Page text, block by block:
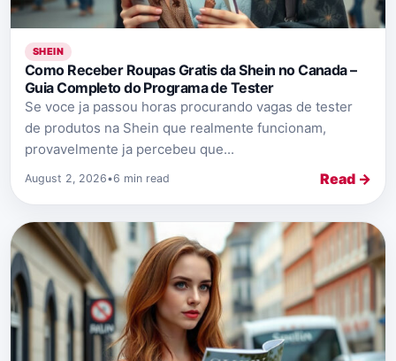
SHEIN
Como Receber Roupas Gratis da Shein no Canada –
Guia Completo do Programa de Tester
Se voce ja passou horas procurando vagas de tester
de produtos na Shein que realmente funcionam,
provavelmente ja percebeu que...
August 2, 2026•6 min read Read →